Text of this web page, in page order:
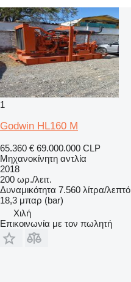
1
Godwin HL160 M
65.360 € 69.000.000 CLP
Μηχανοκίνητη αντλία
2018
200 ωρ./λειτ.
Δυναμικότητα 7.560 λίτρα/λεπτό
18,3 μπαρ (bar)
Χιλή
Επικοινωνία με τον πωλητή